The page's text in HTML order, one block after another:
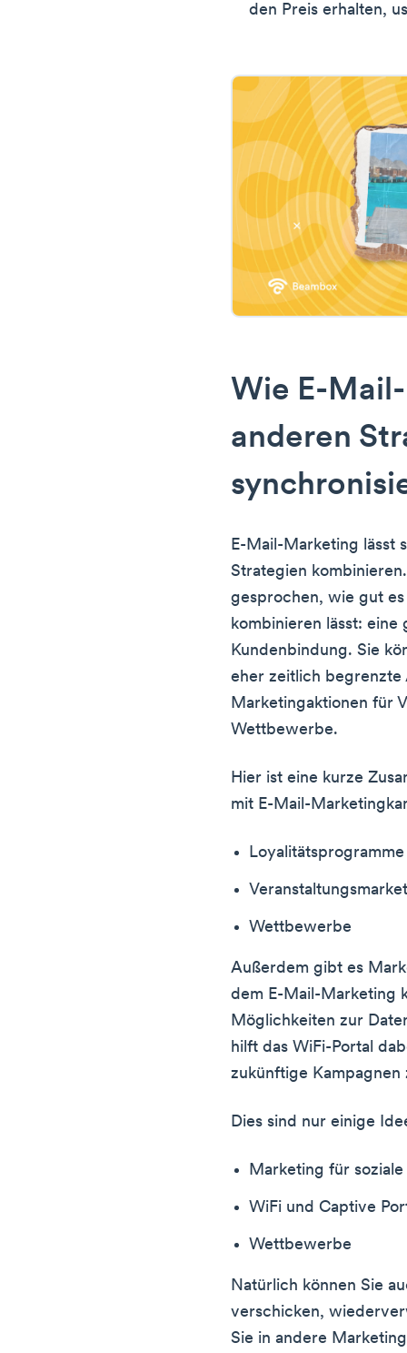
den Preis erhalten,
Wie E-
anderen
E-Mail-Marketing lässt
Strategien
gesprochen, wie gut
kombinieren lässt:
Kundenbindung. Sie
eher zeitlich begrenzte
Marketingaktionen für
Wettbewerbe.
Hier ist eine kurze
mit E-Mail-
Loyalitätsprogramme
Wettbewerbe
Außerdem gibt es
dem E-Mail-Marketing
Möglichkeiten zur
hilft das WiFi-Portal
zukünftige Kampagnen
Dies sind nur einige
Marketing für
WiFi und Captive
Wettbewerbe
Natürlich können Sie
verschicken,
Sie in andere